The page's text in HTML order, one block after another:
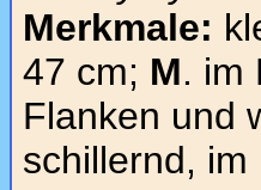
Merkmale:
47 cm; M. im
Flanken und
schillernd,